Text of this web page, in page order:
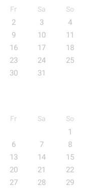
Fr Sa So
2 3
4
9 10
11
16 17
18
23 24
25
30 31
Fr Sa So
1
6 7
8
13 14
15
20 21
22
27 28
29